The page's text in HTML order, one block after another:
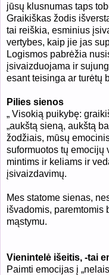
jūsų klusnumas taps
Graikiškas žodis
tai reiškia, esminius
vertybes, kaip jie jas
Logismos pabrėžia
įsivaizduojama ir
esant teisinga ar turėtų
Pilies sienos
„ Visokią puikybę:
„aukštą sieną, aukštą
žodžiais, mūsų
suformuotos tų emocijų
mintims ir keliams ir
įsivaizdavimų.
Mes statome sienas,
išvadomis, paremtomis
mąstymu.
Vienintelė išeitis, -tai
Paimti emocijas į